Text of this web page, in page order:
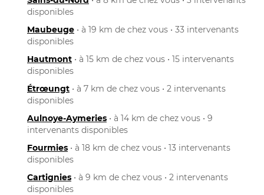
disponibles
Maubeuge • à 19 km de chez vous • 33 intervenants
disponibles
Hautmont • à 15 km de chez vous • 15 intervenants
disponibles
Étrœungt • à 7 km de chez vous • 2 intervenants
disponibles
Aulnoye-Aymeries • à 14 km de chez vous • 9
intervenants disponibles
Fourmies • à 18 km de chez vous • 13 intervenants
disponibles
Cartignies • à 9 km de chez vous • 2 intervenants
disponibles